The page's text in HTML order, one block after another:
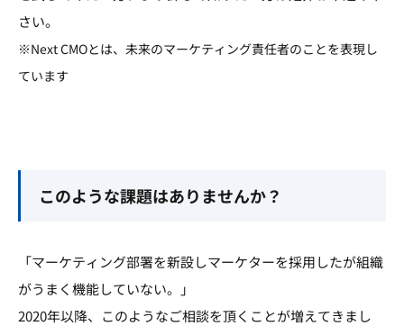
さい。
※Next CMOとは、未来のマーケティング責任者のことを表現し
ています
このような課題はありませんか？
「マーケティング部署を新設しマーケターを採用したが組織
がうまく機能していない。」
2020年以降、このようなご相談を頂くことが増えてきまし